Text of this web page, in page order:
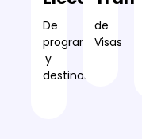
De
programas
y
destinos
de
Visas